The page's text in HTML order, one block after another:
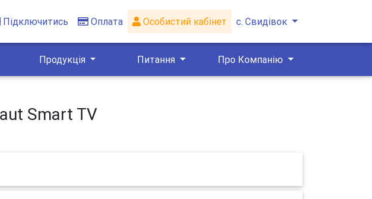
Підключитись Оплата Особистий кабінет с. Свидівок
Продукція Питання Про Компанію
Smart TV